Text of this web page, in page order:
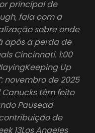
principal de
fala com a
sobre onde
após a perda de
Cincinnati. 1:00
Up
novembro de 2025
têm feito
Pausead
de
13Los Angeles